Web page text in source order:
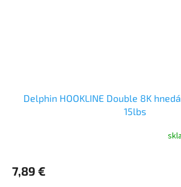
Delphin HOOKLINE Double 8K
15lbs
7,89 €